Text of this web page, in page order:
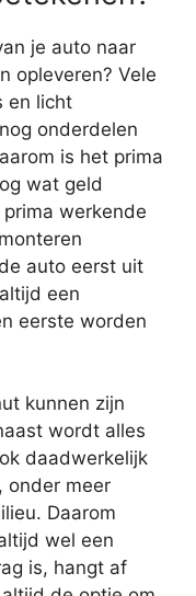
je auto naar
opleveren? Vele
en licht
onderdelen
is het prima
wat geld
werkende
auto eerst uit
een
eerste worden
kunnen zijn
wordt alles
daadwerkelijk
onder meer
Daarom
wel een
is, hangt af